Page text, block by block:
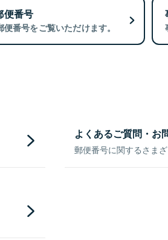
便番号
番号をご覧いただけます。
よくあるご質問・お
郵便番号に関するさま